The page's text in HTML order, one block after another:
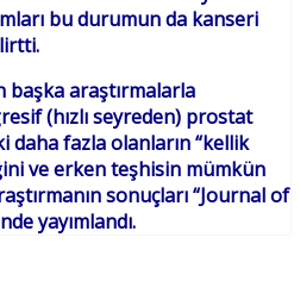
bu durumun da kanseri
başka araştırmalarla
(hızlı seyreden) prostat
daha fazla olanların “kellik
ve erken teşhisin mümkün
sonuçları “Journal of
yayımlandı.